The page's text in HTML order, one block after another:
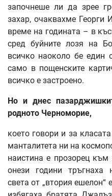
започнеше ли да зрее
захар, очаквахме Георги
време на годината – в
сред буйните лозя на
всичко наоколо бе един
само в пощенските
всичко е застроено.
Но и днес
родното Черноморие,
което говори и за
манталитета ни на
наистина е прозорец
онези години тръгнаха
света от „втория